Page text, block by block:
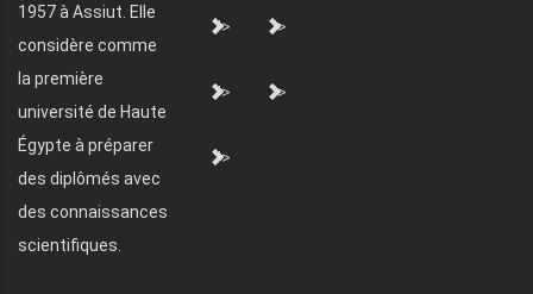
1957 à Assiut. Elle
considère comme
la première
université de Haute
Égypte à préparer
des diplômés avec
des connaissances
scientifiques.
"> ">
"> ">
">